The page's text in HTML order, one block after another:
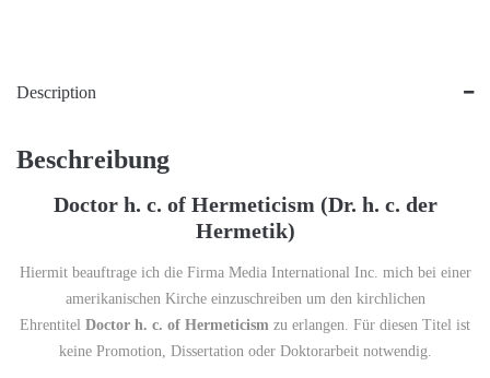
Description
Beschreibung
Doctor h. c. of Hermeticism (Dr. h. c. der
Hermetik)
Hiermit beauftrage ich die Firma Media International Inc. mich bei einer
amerikanischen Kirche einzuschreiben um den kirchlichen
Ehrentitel Doctor h. c. of Hermeticism zu erlangen. Für diesen Titel ist
keine Promotion, Dissertation oder Doktorarbeit notwendig.